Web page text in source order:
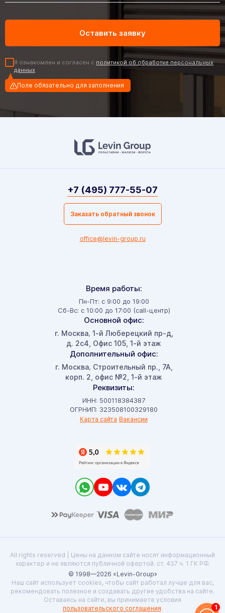
Я ознакомлен и согласен с политикой об обработке персональных
данных
Поле обязательно для заполнения
Время работы:
Пн-Пт: с 9:00 до 19:00
Сб-Вс: с 10:00 до 17:00 (call-центр)
Основной офис:
г. Москва, 1-й Люберецкий пр-д,
д. 2с4, Офис 105, 1-й этаж
Дополнительный офис:
г. Москва, Строительный пр., 7А,
корп. 2, офис №2, 1-й этаж
Реквизиты:
ИНН: 500118384387
ОГРНИП: 323508100329180
Карта сайта Вакансии
+7 (495) 777-55-07
Заказать обратный звонок
office@levin-group.ru
All rights reserved | Цены на данном сайте носят информационный
характер и не являются публичной офертой. ст. 437 ч. 1 ГК РФ.
© 1998—2026 «Levin-Group»
Наш сайт использует cookies, чтобы сайт работал лучше для вас,
рекомендовать полезное и создавать другие удобства на сайте.
Оставаясь на сайте, вы принимаете условия
пользовательского соглашения. 1